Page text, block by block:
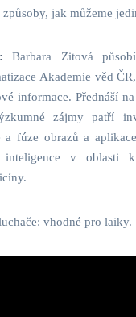
jak můžeme
Barbara Zitová
Akademie věd
informace. Přednáší
zájmy patří
a fúze obrazů a
v oblasti
vhodné pro laiky.